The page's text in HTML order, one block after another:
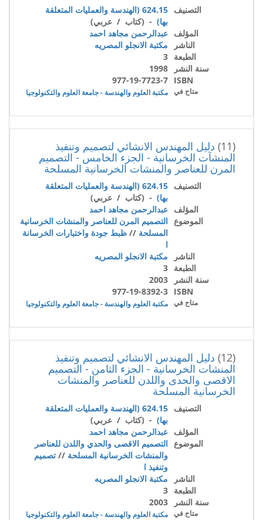
التصنيف
624.15 (الهندسة والعمليات المتعلقة
بها) - (كتاب / عربي)
المؤلف عبدالرحمن مجاهد احمد
الناشر
مكتبة الانجلو المصريه
الطبعة 3
سنة النشر
1998
ISBN
977-19-7723-7
متاح في مكتبة العلوم والهندسة - جامعة العلوم والتكنولوجيا
(11) دليل المهندس الانشائي لتصميم وتنفيذ
المنشآت الخرسانية - الجزء الخامس - التصميم
المرن للعناصر والمنشات الخرسانية المسلحة
التصنيف
624.15 (الهندسة والعمليات المتعلقة
بها) - (كتاب / عربي)
المؤلف عبدالرحمن مجاهد احمد
الموضوع التصميم المرن للعناصر والمنشات الخرسانية
المسلحة // ظبط جودة واختبارات الخرسانة
ا
الناشر
مكتبة الانجلو المصريه
الطبعة 3
سنة النشر
2003
ISBN
977-19-8392-3
متاح في مكتبة العلوم والهندسة - جامعة العلوم والتكنولوجيا
(12) دليل المهندس الانشائي لتصميم وتنفيذ
المنشات الخرسانية - الجزء الثامن - التصميم
الاقصى والحدى واللدن للعناصر والمنشات
الخرسانية المسلحة
التصنيف
624.15 (الهندسة والعمليات المتعلقة
بها) - (كتاب / عربي)
المؤلف عبدالرحمن مجاهد احمد
الموضوع التصميم الاقصى والحدي واللدن للعناصر
والمنشات الخرسانية المسلحة // تصميم
وتنفيذ ا
الناشر
مكتبة الانجلو المصريه
الطبعة 3
سنة النشر
2003
متاح في مكتبة العلوم والهندسة - جامعة العلوم والتكنولوجيا